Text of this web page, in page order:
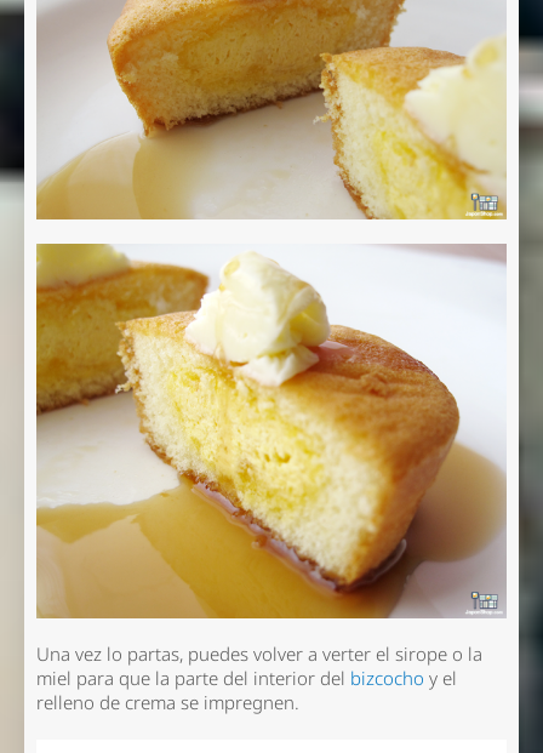
Una vez lo partas, puedes volver a verter el sirope o la
miel para que la parte del interior del bizcocho y el
relleno de crema se impregnen.